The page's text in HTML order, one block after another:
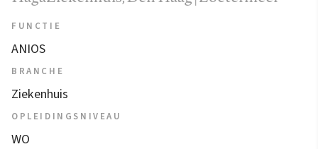
FUNCTIE
ANIOS
BRANCHE
Ziekenhuis
OPLEIDINGSNIVEAU
WO